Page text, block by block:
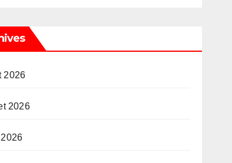
2026
2026